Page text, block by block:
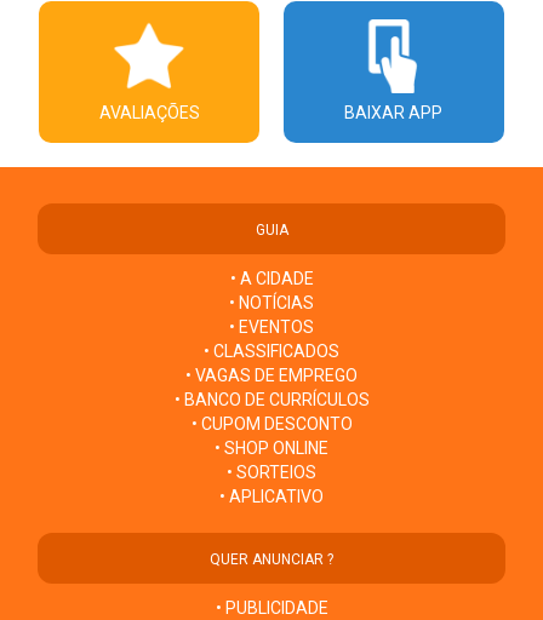
AVALIAÇÕES BAIXAR APP
GUIA
• A CIDADE
• NOTÍCIAS
• EVENTOS
• CLASSIFICADOS
• VAGAS DE EMPREGO
• BANCO DE CURRÍCULOS
• CUPOM DESCONTO
• SHOP ONLINE
• SORTEIOS
• APLICATIVO
QUER ANUNCIAR ?
• PUBLICIDADE